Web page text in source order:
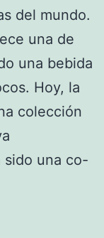
del mundo.
una de
una bebida
Hoy, la
colección
sido una co-